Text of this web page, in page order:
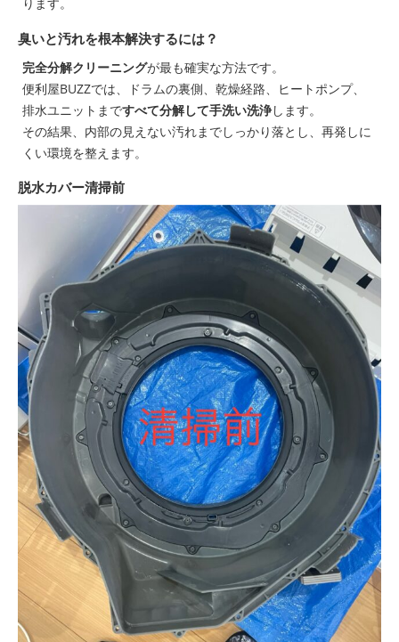
ります。
臭いと汚れを根本解決するには？
完全分解クリーニングが最も確実な方法です。
便利屋BUZZでは、ドラムの裏側、乾燥経路、ヒートポンプ、
排水ユニットまですべて分解して手洗い洗浄します。
その結果、内部の見えない汚れまでしっかり落とし、再発しに
くい環境を整えます。
脱水カバー清掃前